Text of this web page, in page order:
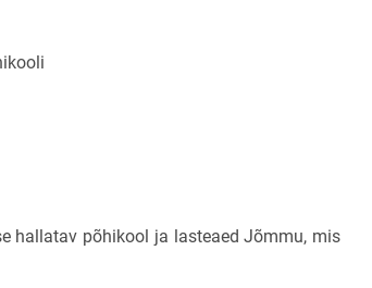
hallatav põhikool ja lasteaed Jõmmu, mis